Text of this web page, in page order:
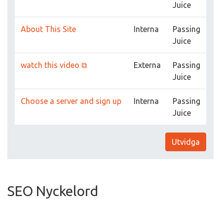
Juice
About This Site Interna
Passing
Juice
watch this video ⧉ Externa
Passing
Juice
Choose a server and sign up Interna
Passing
Juice
Utvidga
SEO Nyckelord